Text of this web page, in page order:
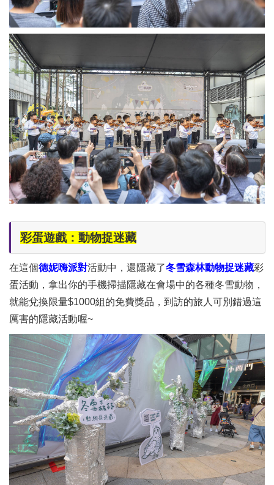
彩蛋遊戲：動物捉迷藏
在這個德妮嗨派對活動中，還隱藏了冬雪森林動物捉迷藏彩
蛋活動，拿出你的手機掃描隱藏在會場中的各種冬雪動物，
就能兌換限量$1000組的免費獎品，到訪的旅人可別錯過這
厲害的隱藏活動喔~